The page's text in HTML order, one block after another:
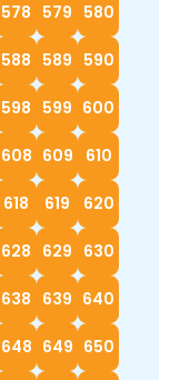
578 579 580
588 589 590
598 599 600
608 609 610
618 619 620
628 629 630
638 639 640
648 649 650